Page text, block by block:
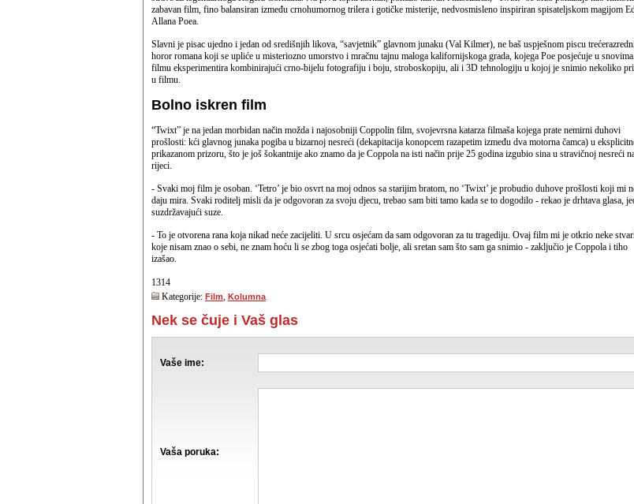
zabavan film, fino balansiran između crnohumornog trilera i gotičke misterije, nedvosmisleno inspiriran spisateljskom magijom
Allana Poea.
Slavni je pisac ujedno i jedan od središnjih likova, “savjetnik” glavnom junaku (Val Kilmer), ne baš uspješnom piscu
horor romana koji se upliće u misteriozno umorstvo i mračnu tajnu maloga kalifornijskoga grada, kojega Poe posjećuje u
filmu eksperimentira kombinirajući crno-bijelu fotografiju i boju, stroboskopiju, ali i 3D tehnologiju u kojoj je snimio nekoliko
u filmu.
Bolno iskren film
“Twixt” je na jedan morbidan način možda i najosobniji Coppolin film, svojevrsna katarza filmaša kojega prate nemirni duhovi
prošlosti: kći glavnog junaka pogiba u bizarnoj nesreći (dekapitacija konopcem razapetim između dva motorna čamca) u
prikazanom prizoru, što je još šokantnije ako znamo da je Coppola na isti način prije 25 godina izgubio sina u stravičnoj nesreći
rijeci.
- Svaki moj film je osoban. ‘Tetro’ je bio osvrt na moj odnos sa starijim bratom, no ‘Twixt’ je probudio duhove prošlosti koji mi
daju mira. Svaki roditelj misli da je odgovoran za svoju djecu, trebao sam biti tamo kada se to dogodilo - rekao je drhtava glasa,
suzdržavajući suze.
- To je otvorena rana koja nikad neće zacijeliti. U srcu osjećam da sam odgovoran za tu tragediju. Ovaj film mi je otkrio neke
koje nisam znao o sebi, ne znam hoću li se zbog toga osjećati bolje, ali sretan sam što sam ga snimio - zaključio je Coppola i tiho
izašao.
1314
Kategorije: Film, Kolumna
Nek se čuje i Vaš glas
Vaše ime:
Vaša poruka: